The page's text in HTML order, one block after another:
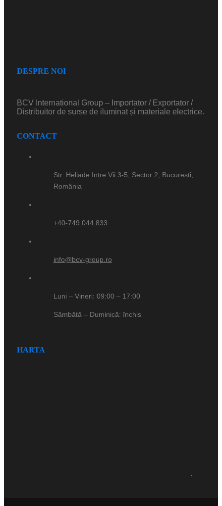
DESPRE NOI
BCV International Group – Importator / Exportator /
Distribuitor de surse de iluminat și materiale electrice.
CONTACT
Str. Heliade Intre Vii 3-5, Sector 2, București,
România
+40-749.044.833
info@bcv-group.ro
Luni – Vineri: 09:00 – 17:00
Sâmbătă – Duminică: închis
HARTA
.